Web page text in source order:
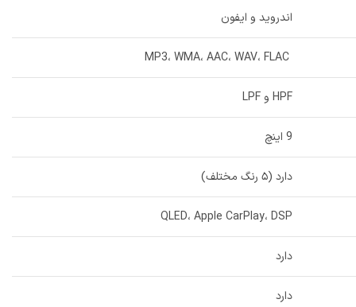
اندروید و ایفون
HPF و LPF
9 اینچ
دارد (۵ رنگ مختلف)
QLED، Apple CarPlay، DSP
دارد
دارد